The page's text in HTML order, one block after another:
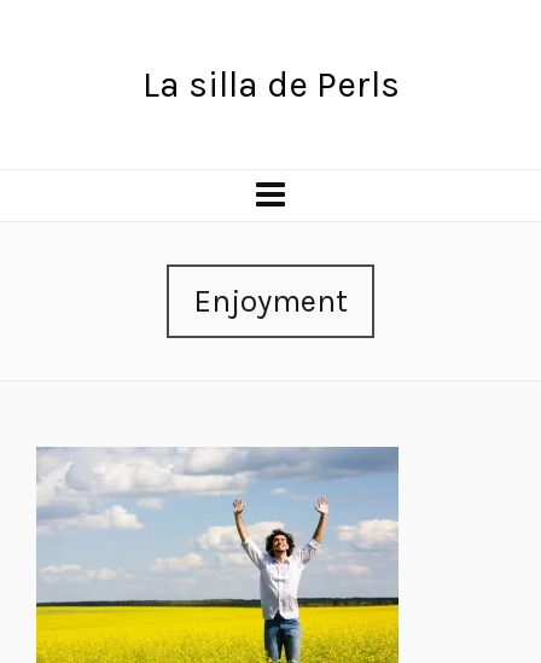
La silla de Perls
Enjoyment